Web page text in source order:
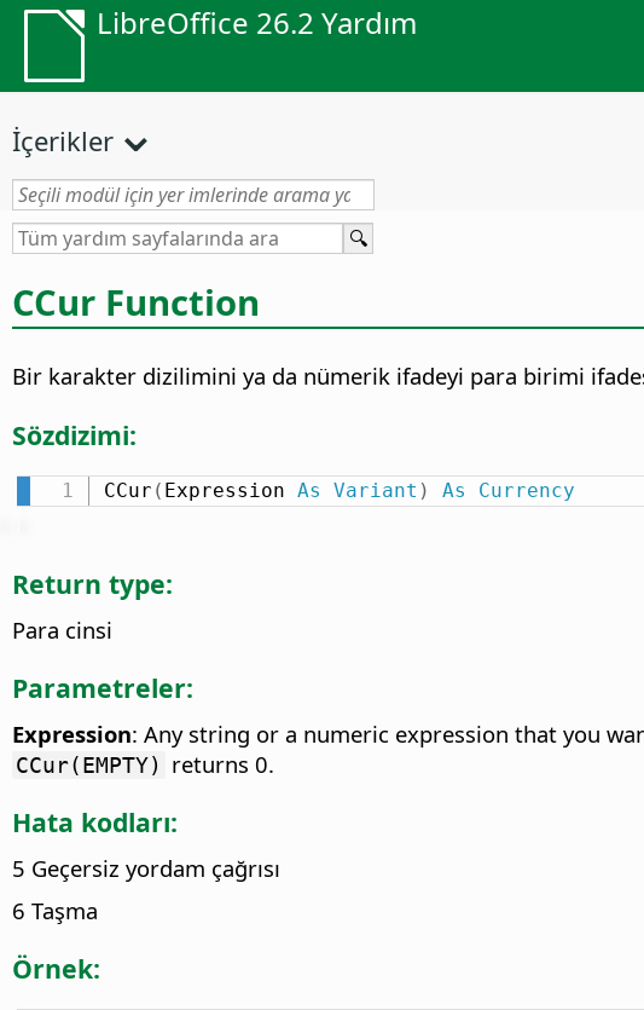
LibreOffice 26.2 Yardım
İçerikler
CCur Function
Bir karakter dizilimini ya da nümerik ifadeyi para birimi
Sözdizimi:
CCur ( Expression As Variant ) As Currency
Return type:
Para cinsi
Parametreler:
Expression: Any string or a numeric expression that you
CCur(EMPTY) returns 0.
Hata kodları:
5 Geçersiz yordam çağrısı
6 Taşma
Örnek: